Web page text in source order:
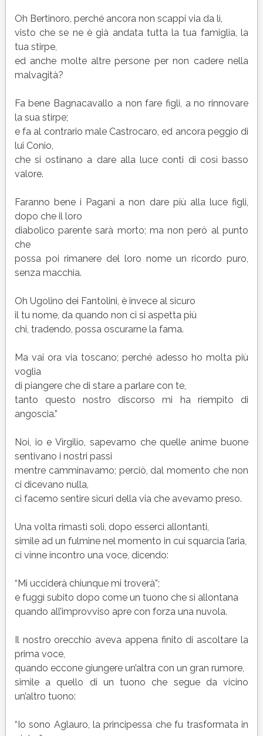
Oh Bertinoro, perché ancora non scappi via da lì,
visto che se ne è già andata tutta la tua famiglia, la
tua stirpe,
ed anche molte altre persone per non cadere nella
malvagità?
Fa bene Bagnacavallo a non fare figli, a no rinnovare
la sua stirpe;
e fa al contrario male Castrocaro, ed ancora peggio di
lui Conio,
che si ostinano a dare alla luce conti di così basso
valore.
Faranno bene i Pagani a non dare più alla luce figli,
dopo che il loro
diabolico parente sarà morto; ma non però al punto
che
possa poi rimanere del loro nome un ricordo puro,
senza macchia.
Oh Ugolino dei Fantolini, è invece al sicuro
il tu nome, da quando non ci si aspetta più
chi, tradendo, possa oscurarne la fama.
Ma vai ora via toscano; perché adesso ho molta più
voglia
di piangere che di stare a parlare con te,
tanto questo nostro discorso mi ha riempito di
angoscia.”
Noi, io e Virgilio, sapevamo che quelle anime buone
sentivano i nostri passi
mentre camminavamo; perciò, dal momento che non
ci dicevano nulla,
ci facemo sentire sicuri della via che avevamo preso.
Una volta rimasti soli, dopo esserci allontanti,
simile ad un fulmine nel momento in cui squarcia l’aria,
ci vinne incontro una voce, dicendo:
“Mi ucciderà chiunque mi troverà”;
e fuggì subito dopo come un tuono che si allontana
quando all’improvviso apre con forza una nuvola.
Il nostro orecchio aveva appena finito di ascoltare la
prima voce,
quando eccone giungere un’altra con un gran rumore,
simile a quello di un tuono che segue da vicino
un’altro tuono:
“Io sono Aglauro, la principessa che fu trasformata in